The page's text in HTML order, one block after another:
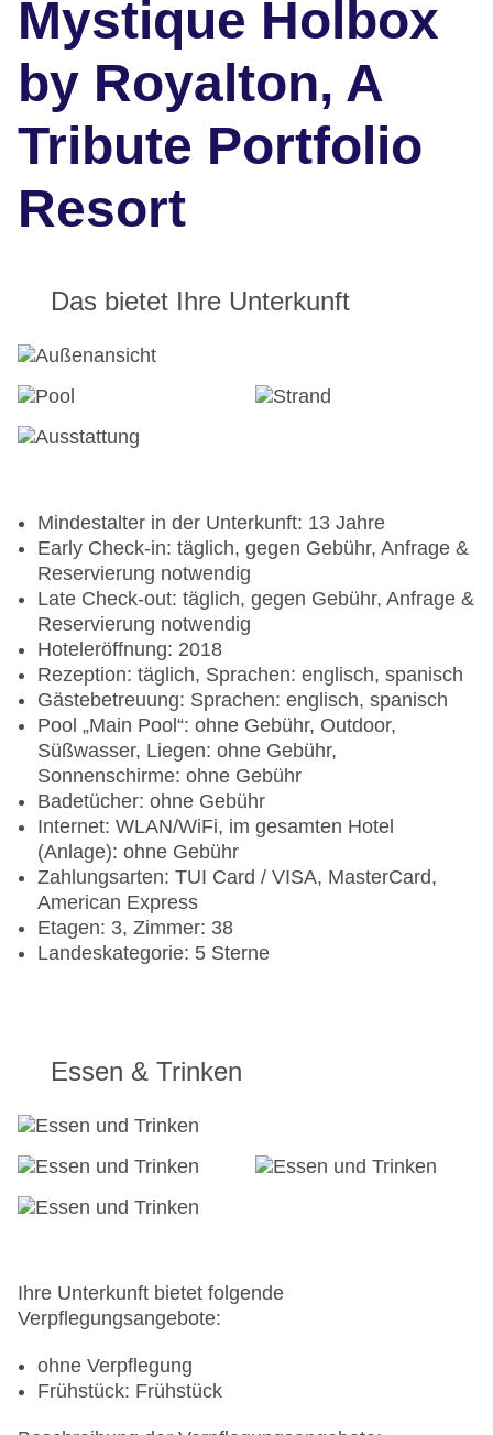
Mystique Holbox
by Royalton, A
Tribute Portfolio
Resort
Das bietet Ihre Unterkunft
Mindestalter in der Unterkunft: 13 Jahre
Early Check-in: täglich, gegen Gebühr, Anfrage &
Reservierung notwendig
Late Check-out: täglich, gegen Gebühr, Anfrage &
Reservierung notwendig
Hoteleröffnung: 2018
Rezeption: täglich, Sprachen: englisch, spanisch
Gästebetreuung: Sprachen: englisch, spanisch
Pool „Main Pool“: ohne Gebühr, Outdoor,
Süßwasser, Liegen: ohne Gebühr,
Sonnenschirme: ohne Gebühr
Badetücher: ohne Gebühr
Internet: WLAN/WiFi, im gesamten Hotel
(Anlage): ohne Gebühr
Zahlungsarten: TUI Card / VISA, MasterCard,
American Express
Etagen: 3, Zimmer: 38
Landeskategorie: 5 Sterne
Essen & Trinken
Ihre Unterkunft bietet folgende
Verpflegungsangebote:
ohne Verpflegung
Frühstück: Frühstück